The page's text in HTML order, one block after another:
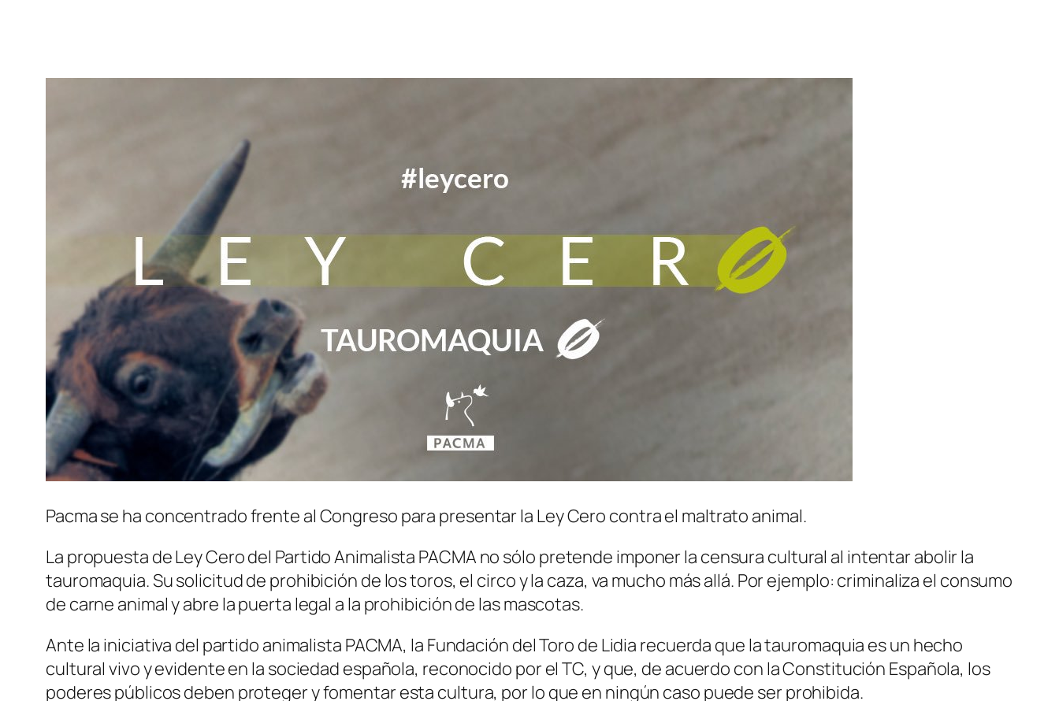
Pacma se ha concentrado frente al Congreso para presentar la Ley Cero contra el maltrato animal.
La propuesta de Ley Cero del Partido Animalista PACMA no sólo pretende imponer la censura cultural al intentar abolir la
tauromaquia. Su solicitud de prohibición de los toros, el circo y la caza, va mucho más allá. Por ejemplo: criminaliza el consumo
de carne animal y abre la puerta legal a la prohibición de las mascotas.
Ante la iniciativa del partido animalista PACMA, la Fundación del Toro de Lidia recuerda que la tauromaquia es un hecho
cultural vivo y evidente en la sociedad española, reconocido por el TC, y que, de acuerdo con la Constitución Española, los
poderes públicos deben proteger y fomentar esta cultura, por lo que en ningún caso puede ser prohibida.